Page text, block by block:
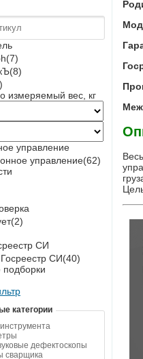
(7)
(8)
измеряемый вес, кг
управление
управление(62)
(2)
СИ
СИ(40)
категории
дефектоскопы
сварщика